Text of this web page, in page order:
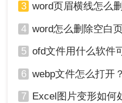
2、当然，如果你表格
题，你可以试试这个方
落标记”-「右键」-「字
再“隐藏编辑标记”，此
3 word页眉横线怎么
4 word怎么删除空白
5 ofd文件用什么软件可以
6 webp文件怎么打开
7 Excel图片变形如何